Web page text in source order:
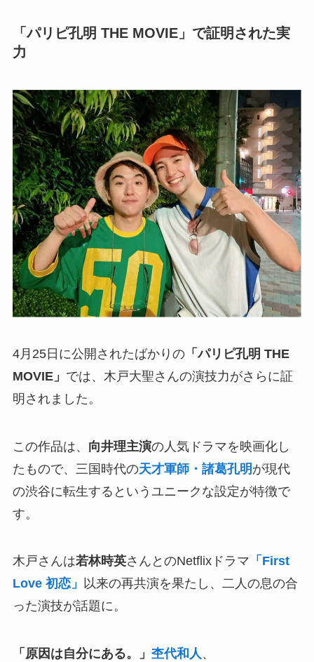
「パリピ孔明 THE MOVIE」で証明された実
力
4月25日に公開されたばかりの「パリピ孔明 THE
MOVIE」 では、木戸大聖さんの演技力がさらに証
明されました。
この作品は、 向井理主演の人気ドラマを映画化し
たもので、三国時代の天才軍師・諸葛孔明 が現代
の渋谷に転生するというユニークな設定が特徴で
す。
木戸さんは若林時英さんとのNetflixドラマ 「First
Love 初恋」
以来の再共演を果たし、二人の息の合
った演技が話題に。
「原因は自分にある。」 杢代和人、